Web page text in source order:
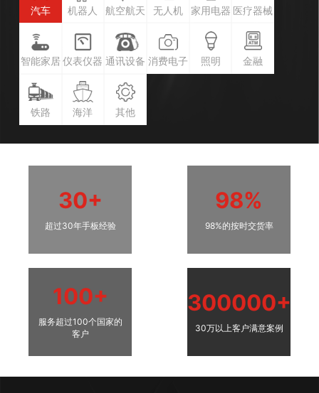
汽车 机器人 航空航天 无人机 家用电器 医疗器械
智能家居 仪表仪器 通讯设备 消费电子 照明 金融
铁路 海洋 其他
30+
超过30年手板经验
98%
98%的按时交货率
100+
服务超过100个国家的
客户
300000+
30万以上客户满意案例